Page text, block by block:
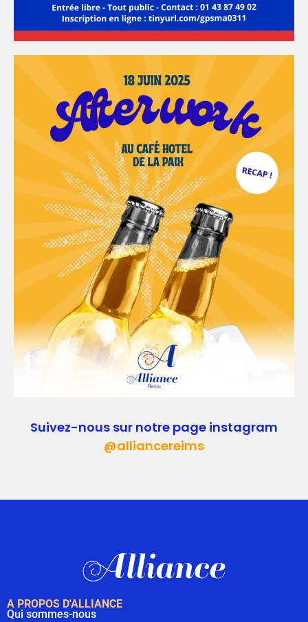
Suivez-nous sur notre page instagram
@alliancereims
A PROPOS D'ALLIANCE
Qui sommes-nous